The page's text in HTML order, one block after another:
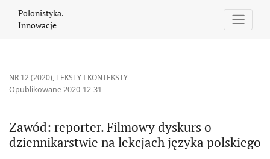
Polonistyka.
Innowacje
NR 12 (2020),TEKSTY I KONTEKSTY
Zawód: reporter. Filmowy dyskurs o
dziennikarstwie na lekcjach języka polskiego
Opublikowane 2020-12-31